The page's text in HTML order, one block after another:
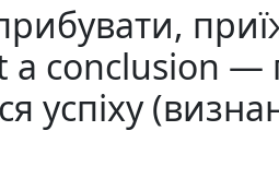
conclusion —
успіху